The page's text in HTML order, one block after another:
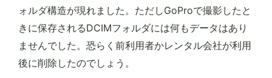
ォルダ構造が現れました。ただしGoProで撮影したと
きに保存されるDCIMフォルダには何もデータはあり
ませんでした。恐らく前利用者かレンタル会社が利用
後に削除したのでしょう。